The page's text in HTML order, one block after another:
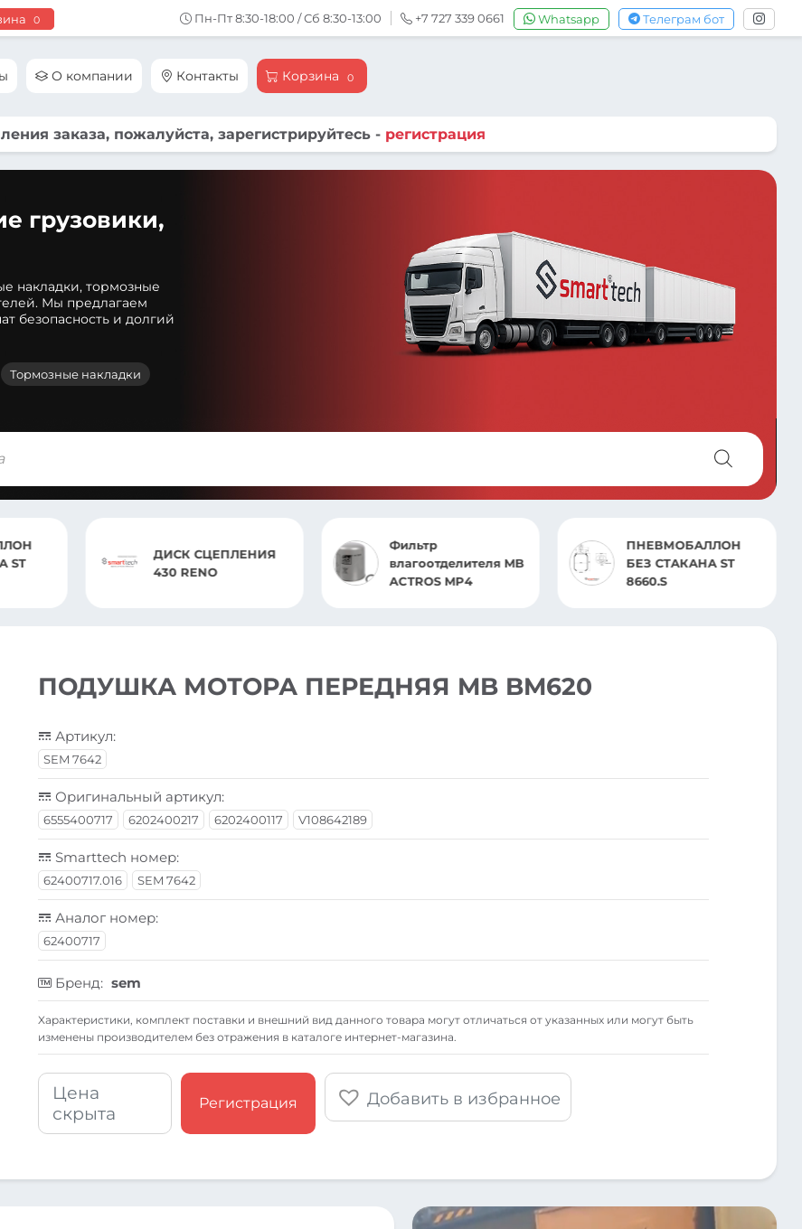
0 Пн-Пт 8:30-18:00 / Сб 8:30-13:00 +7 727 339 0661 Whatsapp Телеграм бот
О компании Контакты Корзина 0
заказа, пожалуйста, зарегистрируйтесь - регистрация
грузовики,
накладки, тормозные
Мы предлагаем
безопасность и долгий
Тормозные накладки
ДИСК СЦЕПЛЕНИЯ
430 RENO
Фильтр
влагоотделителя MB
ACTROS MP4
ПНЕВМОБАЛЛОН
БЕЗ СТАКАНА ST
8660.S
ПОДУШКА МОТОРА ПЕРЕДНЯЯ MB BM620
Артикул:
SEM 7642
Оригинальный артикул:
6555400717 6202400217 6202400117 V108642189
Smarttech номер:
62400717.016 SEM 7642
Аналог номер:
62400717
Бренд: sem
Xарактеристики, комплект поставки и внешний вид данного товара могут отличаться от указанных или могут быть
изменены производителем без отражения в каталоге интернет-магазина.
Цена
скрыта
Регистрация Добавить в избранное